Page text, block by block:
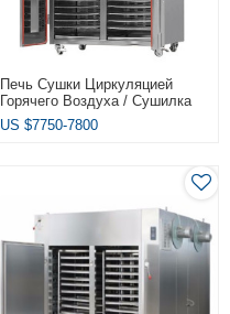
Печь Сушки Циркуляцией
Горячего Воздуха / Сушилка
Для Фруктов И Овощей На
Подносе
US $7750-7800